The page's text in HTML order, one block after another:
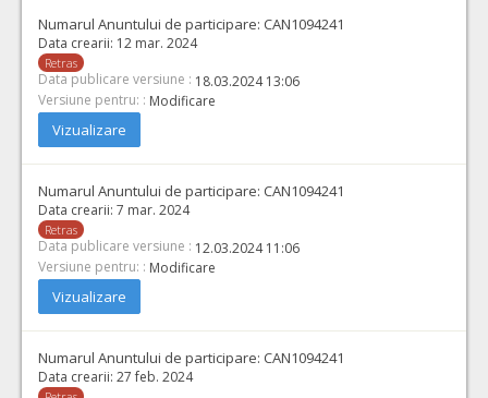
Numarul Anuntului de participare: CAN1094241
Data crearii: 12 mar. 2024
Retras
Data publicare versiune : 18.03.2024 13:06
Versiune pentru: : Modificare
Vizualizare
Numarul Anuntului de participare: CAN1094241
Data crearii: 7 mar. 2024
Retras
Data publicare versiune : 12.03.2024 11:06
Versiune pentru: : Modificare
Vizualizare
Numarul Anuntului de participare: CAN1094241
Data crearii: 27 feb. 2024